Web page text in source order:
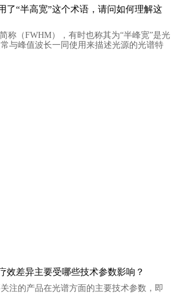
了“半高宽”这个术语，请问如何理解这
称（FWHM），有时也称其为“半峰宽”是光
与峰值波长一同使用来描述光源的光谱特
效差异主要受哪些技术参数影响？
注的产品在光谱方面的主要技术参数，即